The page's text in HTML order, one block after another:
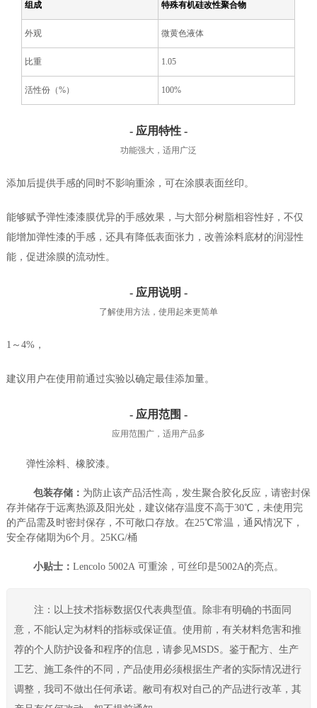
组成 特殊有机硅改性聚合物
外观 微黄色液体
比重 1.05
活性份（%） 100%
- 应用特性 -
功能强大，适用广泛
添加后提供手感的同时不影响重涂，可在涂膜表面丝印。
能够赋予弹性漆漆膜优异的手感效果，与大部分树脂相容性好，不仅
能增加弹性漆的手感，还具有降低表面张力，改善涂料底材的润湿性
能，促进涂膜的流动性。
- 应用说明 -
了解使用方法，使用起来更简单
1～4%，
建议用户在使用前通过实验以确定最佳添加量。
- 应用范围 -
应用范围广，适用产品多
弹性涂料、橡胶漆。
包装存储： 为防止该产品活性高，发生聚合胶化反应，请密封保
存并储存于远离热源及阳光处，建议储存温度不高于30℃，未使用完
的产品需及时密封保存，不可敞口存放。在25℃常温，通风情况下，
安全存储期为6个月。25KG/桶
小贴士： Lencolo 5002A 可重涂，可丝印是5002A的亮点。
注：以上技术指标数据仅代表典型值。除非有明确的书面同
意，不能认定为材料的指标或保证值。使用前，有关材料危害和推
荐的个人防护设备和程序的信息，请参见MSDS。鉴于配方、生产
工艺、施工条件的不同，产品使用必须根据生产者的实际情况进行
调整，我司不做出任何承诺。敝司有权对自己的产品进行改革，其